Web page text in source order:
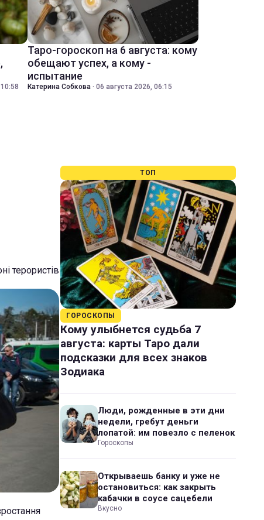
Таро-гороскоп на 6 августа: кому
обещают успех, а кому -
испытание
Катерина Собкова · 06 августа 2026, 06:15
терористів
ТОП
ГОРОСКОПЫ
Кому улыбнется судьба 7
августа: карты Таро дали
подсказки для всех знаков
Зодиака
Люди, рожденные в эти дни
недели, гребут деньги
лопатой: им повезло с пеленок
Гороскопы
Открываешь банку и уже не
остановиться: как закрыть
кабачки в соусе сацебели
Вкусно